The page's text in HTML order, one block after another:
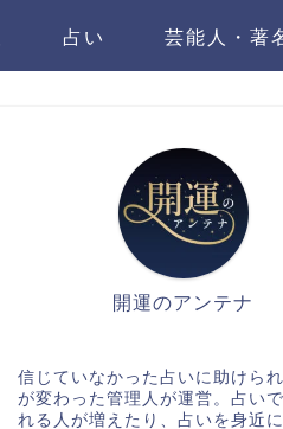
占い 芸能人・著
開運のアンテナ
信じていなかった占いに助けら
が変わった管理人が運営。占い
れる人が増えたり、占いを身近